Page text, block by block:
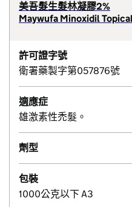
美吾髮生髮林凝膠2%
Maywufa Minoxidil
許可證字號
衛署藥製字第057876號
適應症
雄激素性禿髮。
劑型
包裝
1000公克以下 A3